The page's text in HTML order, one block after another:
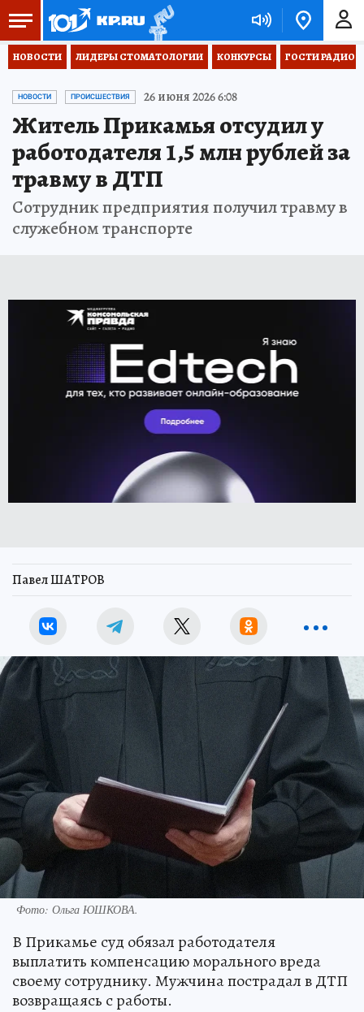
НОВОСТИ ЛИДЕРЫ СТОМАТОЛОГИИ КОНКУРСЫ ГОСТИ РАДИО
НОВОСТИ ПРОИСШЕСТВИЯ 26 июня 2026 6:08
Житель Прикамья отсудил у
работодателя 1,5 млн рублей за
травму в ДТП
Сотрудник предприятия получил травму в
служебном транспорте
Павел ШАТРОВ
Фото: Ольга ЮШКОВА.
В Прикамье суд обязал работодателя
выплатить компенсацию морального вреда
своему сотруднику. Мужчина пострадал в ДТП
возвращаясь с работы.